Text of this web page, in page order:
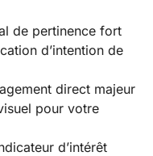
de pertinence fort
d’intention de
direct majeur
pour votre
d’intérêt